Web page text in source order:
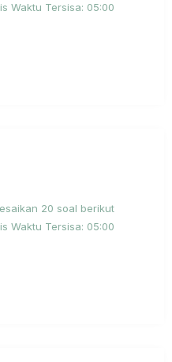
Waktu Tersisa: 05:00
20 soal berikut
Waktu Tersisa: 05:00